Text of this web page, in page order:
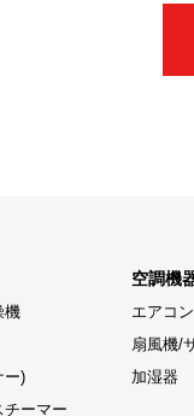
機
ー)
チーマー
空調機
エアコン
扇風機/
加湿器